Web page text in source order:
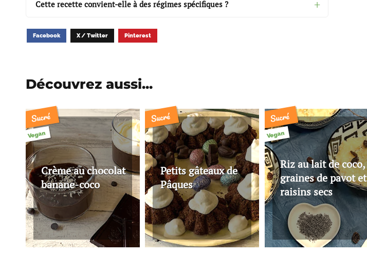
Cette recette convient-elle à des régimes spécifiques ?
Facebook X / Twitter Pinterest
Découvrez aussi...
Sucré
Vegan
Crème au chocolat
banane-coco
Sucré
Petits gâteaux de
Pâques
Sucré
Vegan
Riz au lait de coco,
graines de pavot et
raisins secs